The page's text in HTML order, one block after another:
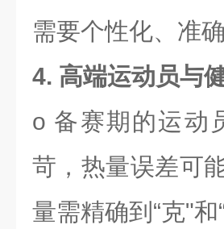
需要个性化、准
4. 高端运动员与
o 备赛期的运动
苛，热量误差可
量需精确到“克"和